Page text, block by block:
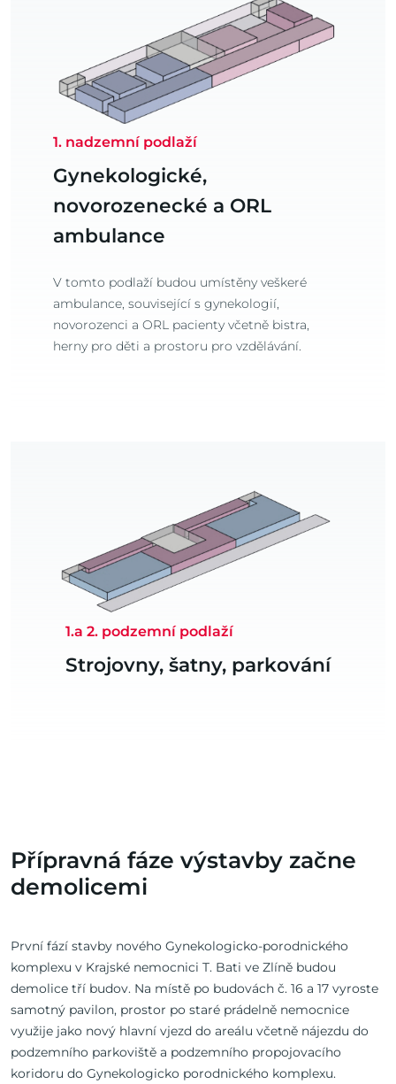
1. nadzemní podlaží
Gynekologické,
novorozenecké a ORL
ambulance
V tomto podlaží budou umístěny veškeré
ambulance, související s gynekologií,
novorozenci a ORL pacienty včetně bistra,
herny pro děti a prostoru pro vzdělávání.
1.a 2. podzemní podlaží
Strojovny, šatny, parkování
Přípravná fáze výstavby začne
demolicemi
První fází stavby nového Gynekologicko-porodnického
komplexu v Krajské nemocnici T. Bati ve Zlíně budou
demolice tří budov. Na místě po budovách č. 16 a 17 vyroste
samotný pavilon, prostor po staré prádelně nemocnice
využije jako nový hlavní vjezd do areálu včetně nájezdu do
podzemního parkoviště a podzemního propojovacího
koridoru do Gynekologicko porodnického komplexu.